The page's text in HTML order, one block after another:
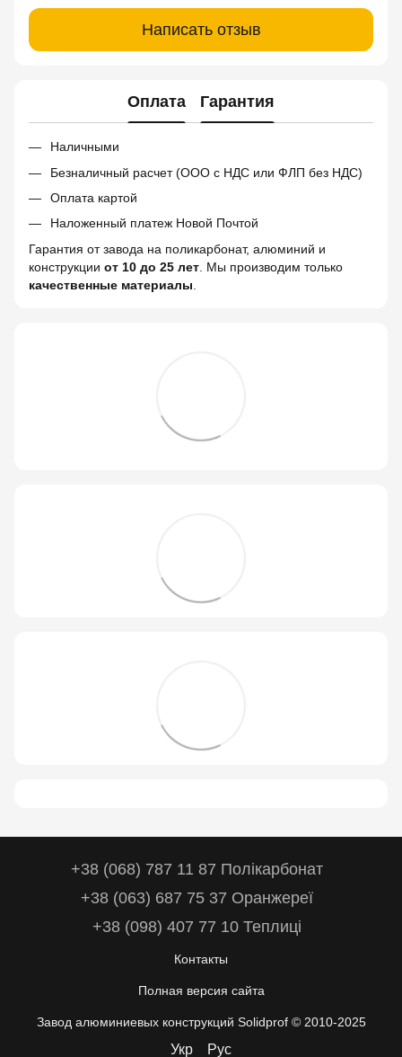
Написать отзыв
Оплата Гарантия
Наличными
Безналичный расчет (ООО с НДС или ФЛП без НДС)
Оплата картой
Наложенный платеж Новой Почтой
Гарантия от завода на поликарбонат, алюминий и
конструкции от 10 до 25 лет . Мы производим только
качественные материалы
+38 (068) 787 11 87 Полікарбонат
+38 (063) 687 75 37 Оранжереї
+38 (098) 407 77 10 Теплиці
Контакты
Полная версия сайта
Завод алюминиевых конструкций Solidprof © 2010-2025
Укр Рус